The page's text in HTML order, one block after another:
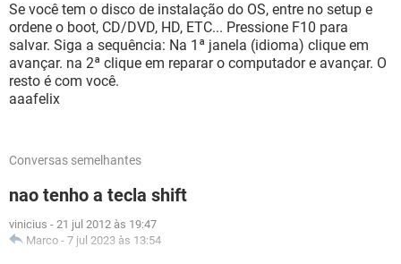
Se você tem o disco de instalação do OS, entre no setup e
ordene o boot, CD/DVD, HD, ETC... Pressione F10 para
salvar. Siga a sequência: Na 1ª janela (idioma) clique em
avançar. na 2ª clique em reparar o computador e avançar. O
resto é com você.
aaafelix
Conversas semelhantes
nao tenho a tecla shift
vinicius - 21 jul 2012 às 19:47
Marco - 7 jul 2023 às 13:54